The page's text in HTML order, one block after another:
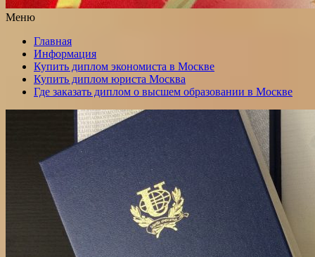
Меню
Главная
Информация
Купить диплом экономиста в Москве
Купить диплом юриста Москва
Где заказать диплом о высшем образовании в Москве